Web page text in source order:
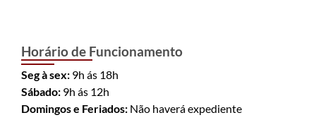
Horário de Funcionamento
Seg à sex: 9h ás 18h
Sábado: 9h ás 12h
Domingos e Feriados: Não haverá expediente